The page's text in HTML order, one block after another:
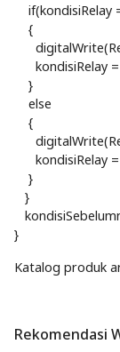
if(kondisiRelay
{
kondisiRelay =
}
else
{
kondisiRelay =
}
}
}
Katalog produk
Rekomendasi